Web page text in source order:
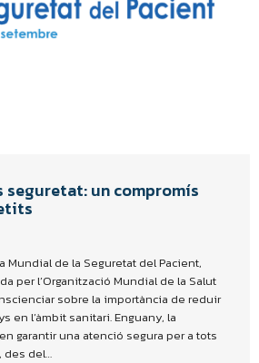
seguretat: un compromís
Mundial de la Seguretat del Pacient,
per l’Organització Mundial de la Salut
sobre la importància de reduir
en l’àmbit sanitari. Enguany, la
garantir una atenció segura per a tots
des del…